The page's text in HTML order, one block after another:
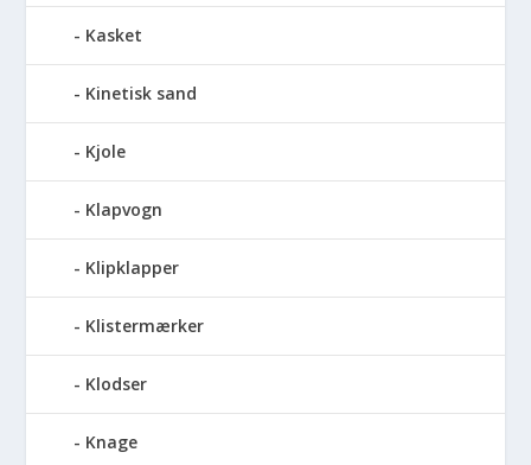
Kasket
Kinetisk sand
Kjole
Klapvogn
Klipklapper
Klistermærker
Klodser
Knage